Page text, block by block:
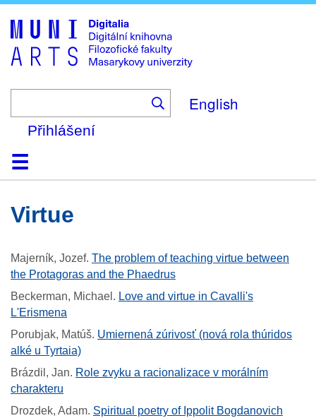
to
main
content
English
Přihlášení
DomůKolekce
Prohlížení
Vyhledávání
O platformě
Nápověda
KontaktDigitalia
virtue
Majerník, Jozef. The problem of teaching virtue between
the Protagoras and the Phaedrus
Beckerman, Michael . Love and virtue in Cavalli's
L'Erismena
Porubjak, Matúš. Umiernená zúrivosť (nová rola thúridos
alké u Tyrtaia)
Brázdil, Jan. Role zvyku a racionalizace v morálním
charakteru
Drozdek, Adam. Spiritual poetry of Ippolit Bogdanovich